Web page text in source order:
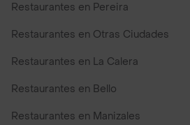
Restaurantes en Pereira
Restaurantes en Otras Ciudades
Restaurantes en La Calera
Restaurantes en Bello
Restaurantes en Manizales